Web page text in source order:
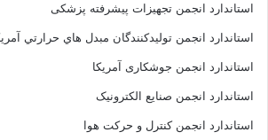
استاندارد انجمن تجهیزات پیشرفته پزشکی
استاندارد انجمن توليدکنندگان مبدل هاي حرارتي
استاندارد انجمن جوشکاری آمریکا
استاندارد انجمن صنايع الکترونيک
استاندارد انجمن کنترل و حرکت هوا